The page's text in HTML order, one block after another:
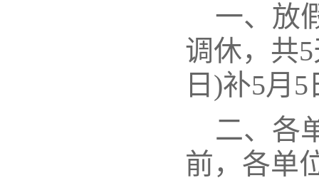
一、放
调休，共
日)补5月
二、各
前，各单